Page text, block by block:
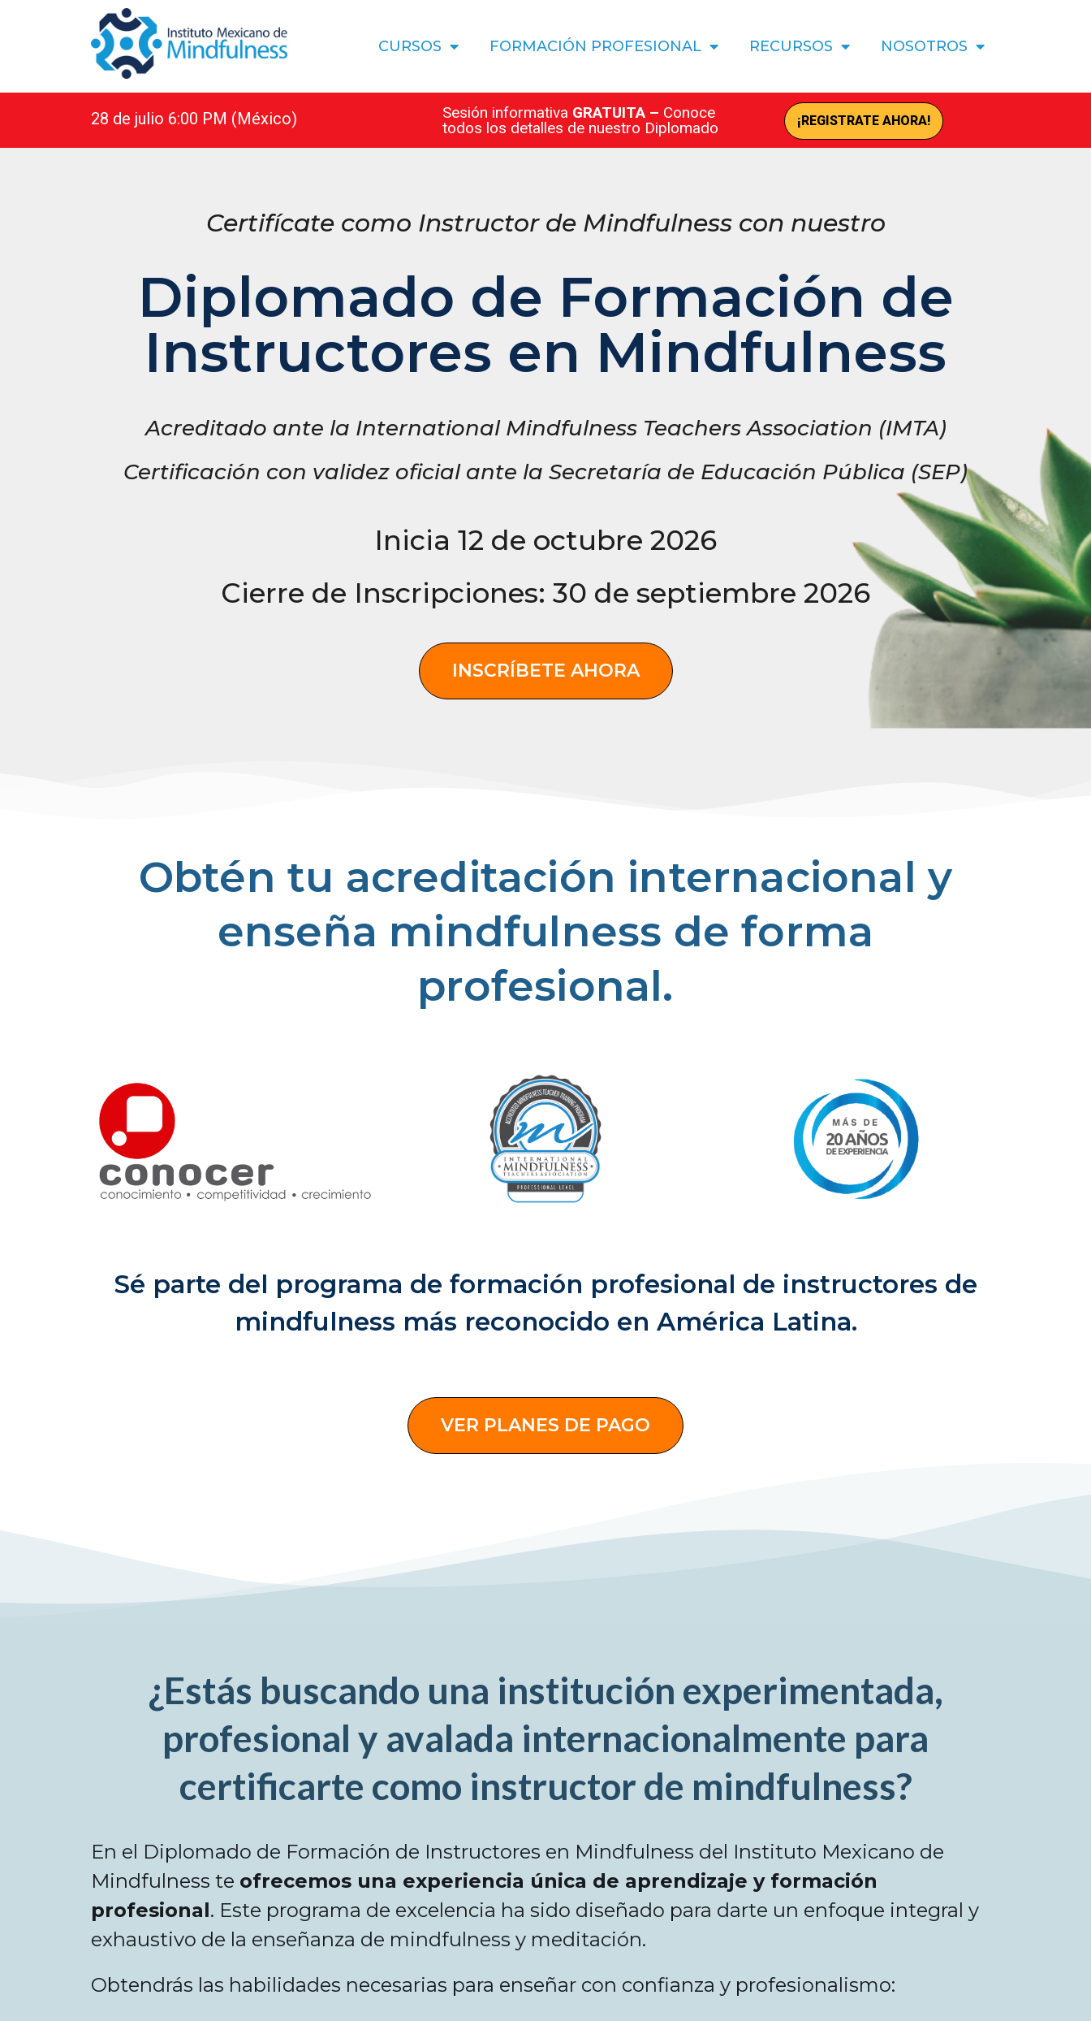
CURSOS FORMACIÓN PROFESIONAL RECURSOS NOSOTROS
28 de julio 6:00 PM (México) Sesión informativa GRATUITA – Conoce
todos los detalles de nuestro Diplomado
¡REGISTRATE AHORA!
Certifícate como Instructor de Mindfulness con nuestro
Diplomado de Formación de
Instructores en Mindfulness
Acreditado ante la International Mindfulness Teachers Association (IMTA)
Certificación con validez oficial ante la Secretaría de Educación Pública (SEP)
Inicia 12 de octubre 2026
Cierre de Inscripciones: 30 de septiembre 2026
INSCRÍBETE AHORA
Obtén tu acreditación internacional y
enseña mindfulness de forma
profesional.
Sé parte del programa de formación profesional de instructores de
mindfulness más reconocido en América Latina.
VER PLANES DE PAGO
¿Estás buscando una institución experimentada,
profesional y avalada internacionalmente para
certificarte como instructor de mindfulness?
En el Diplomado de Formación de Instructores en Mindfulness del Instituto Mexicano de
Mindfulness te ofrecemos una experiencia única de aprendizaje y formación
profesional. Este programa de excelencia ha sido diseñado para darte un enfoque integral y
exhaustivo de la enseñanza de mindfulness y meditación.
Obtendrás las habilidades necesarias para enseñar con confianza y profesionalismo: